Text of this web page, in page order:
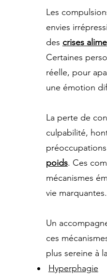
Les
envies
des crises
Certaines
réelle, pour
une émotion
La perte de
culpabilité,
poids. Ces
mécanismes
vie marquantes.
Un
ces
plus sereine à
Hyperphagie